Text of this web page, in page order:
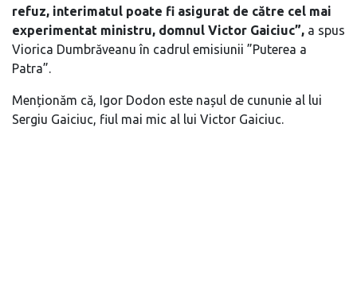
refuz, interimatul poate fi asigurat de către cel mai
experimentat ministru, domnul Victor Gaiciuc”, a spus
Viorica Dumbrăveanu în cadrul emisiunii ”Puterea a
Patra”.
Menționăm că, Igor Dodon este nașul de cununie al lui
Sergiu Gaiciuc, fiul mai mic al lui Victor Gaiciuc.